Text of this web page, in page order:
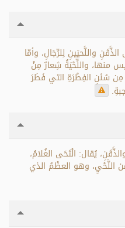
واللَّحيَينِ لِلرِّجَالِ، وأمّا
منها، واللِّحْيَةُ شِعارٌ مِنْ
مِن سُنَنِ الفِطْرَةِ التي فَطَرَ
يُقال: الْتَحَى الغُلامُ،
اللَّحْيِ، وهو العظْمُ الذي